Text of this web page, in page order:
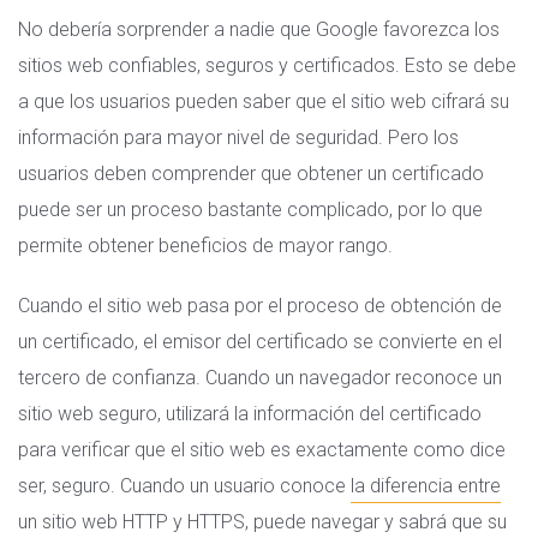
No debería sorprender a nadie que Google favorezca los
sitios web confiables, seguros y certificados. Esto se debe
a que los usuarios pueden saber que el sitio web cifrará su
información para mayor nivel de seguridad. Pero los
usuarios deben comprender que obtener un certificado
puede ser un proceso bastante complicado, por lo que
permite obtener beneficios de mayor rango.
Cuando el sitio web pasa por el proceso de obtención de
un certificado, el emisor del certificado se convierte en el
tercero de confianza. Cuando un navegador reconoce un
sitio web seguro, utilizará la información del certificado
para verificar que el sitio web es exactamente como dice
ser, seguro. Cuando un usuario conoce la diferencia entre
un sitio web HTTP y HTTPS, puede navegar y sabrá que su